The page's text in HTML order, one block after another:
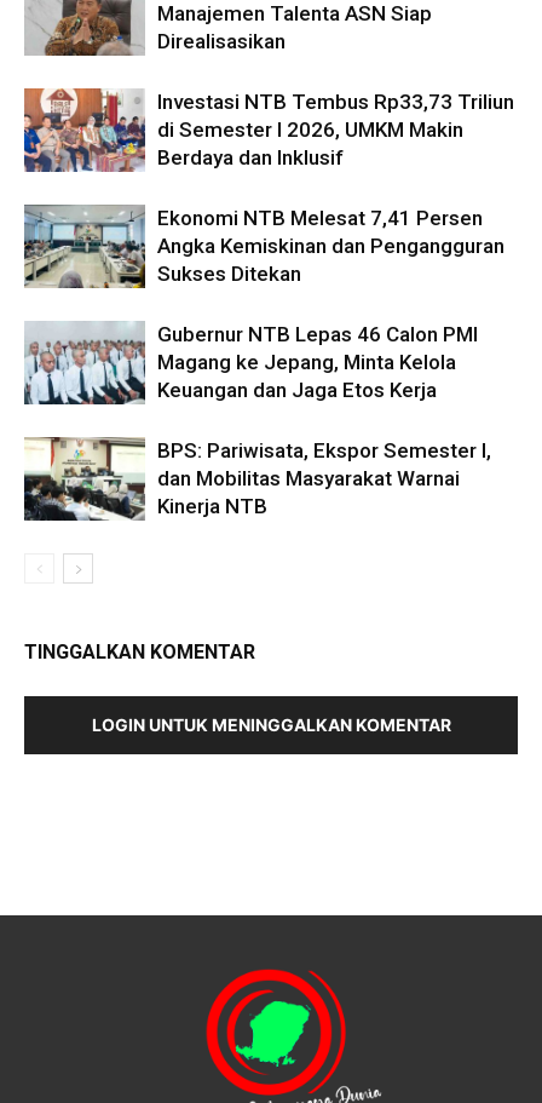
Manajemen Talenta ASN Siap
Direalisasikan
Investasi NTB Tembus Rp33,73 Triliun
di Semester I 2026, UMKM Makin
Berdaya dan Inklusif
Ekonomi NTB Melesat 7,41 Persen
Angka Kemiskinan dan Pengangguran
Sukses Ditekan
Gubernur NTB Lepas 46 Calon PMI
Magang ke Jepang, Minta Kelola
Keuangan dan Jaga Etos Kerja
BPS: Pariwisata, Ekspor Semester I,
dan Mobilitas Masyarakat Warnai
Kinerja NTB
TINGGALKAN KOMENTAR
LOGIN UNTUK MENINGGALKAN KOMENTAR